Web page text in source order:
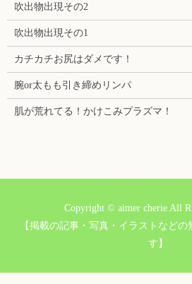
吹出物出現その2
吹出物出現その1
カチカチお尻はダメです！
腕or太もも引き締めリンパ
肌が荒れてる！かけこみプラズマ！
Copyright © aimer cherie All
【掲載の記事・写真・イラストなど
す】